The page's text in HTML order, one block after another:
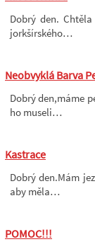
Dobrý den.
jorkšírského…
Neobvyklá Barva
Dobrý den,máme
ho museli…
Kastrace
Dobrý den.Mám
aby měla…
POMOC!!!